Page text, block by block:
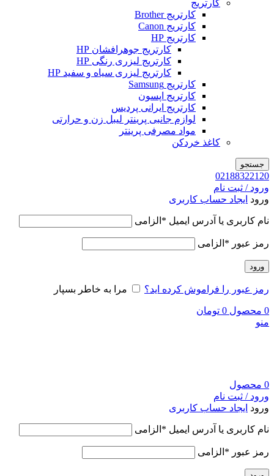
کارتریج
کارتریج Brother
کارتریج Canon
کارتریج HP
کارتریج جوهرافشان HP
کارتریج لیزری رنگی HP
کارتریج لیزری سیاه و سفید HP
کارتریج Samsung
کارتریج اپسون
کارتریج ایرانی پردیس
لوازم جانبی پرینتر لیبل زن و حرارتی
مواد مصرفی پرینتر
کاغذ خردکن
جستجو
02188322120
ورود / ثبت نام
ورود ایجاد حساب کاربری
نام کاربری یا آدرس ایمیل * الزامی
رمز عبور * الزامی
ورود
رمز عبور را فراموش کرده اید؟ مرا به خاطر بسپار
0 محصول 0 تومان
منو
0 محصول
ورود / ثبت نام
ورود ایجاد حساب کاربری
نام کاربری یا آدرس ایمیل * الزامی
رمز عبور * الزامی